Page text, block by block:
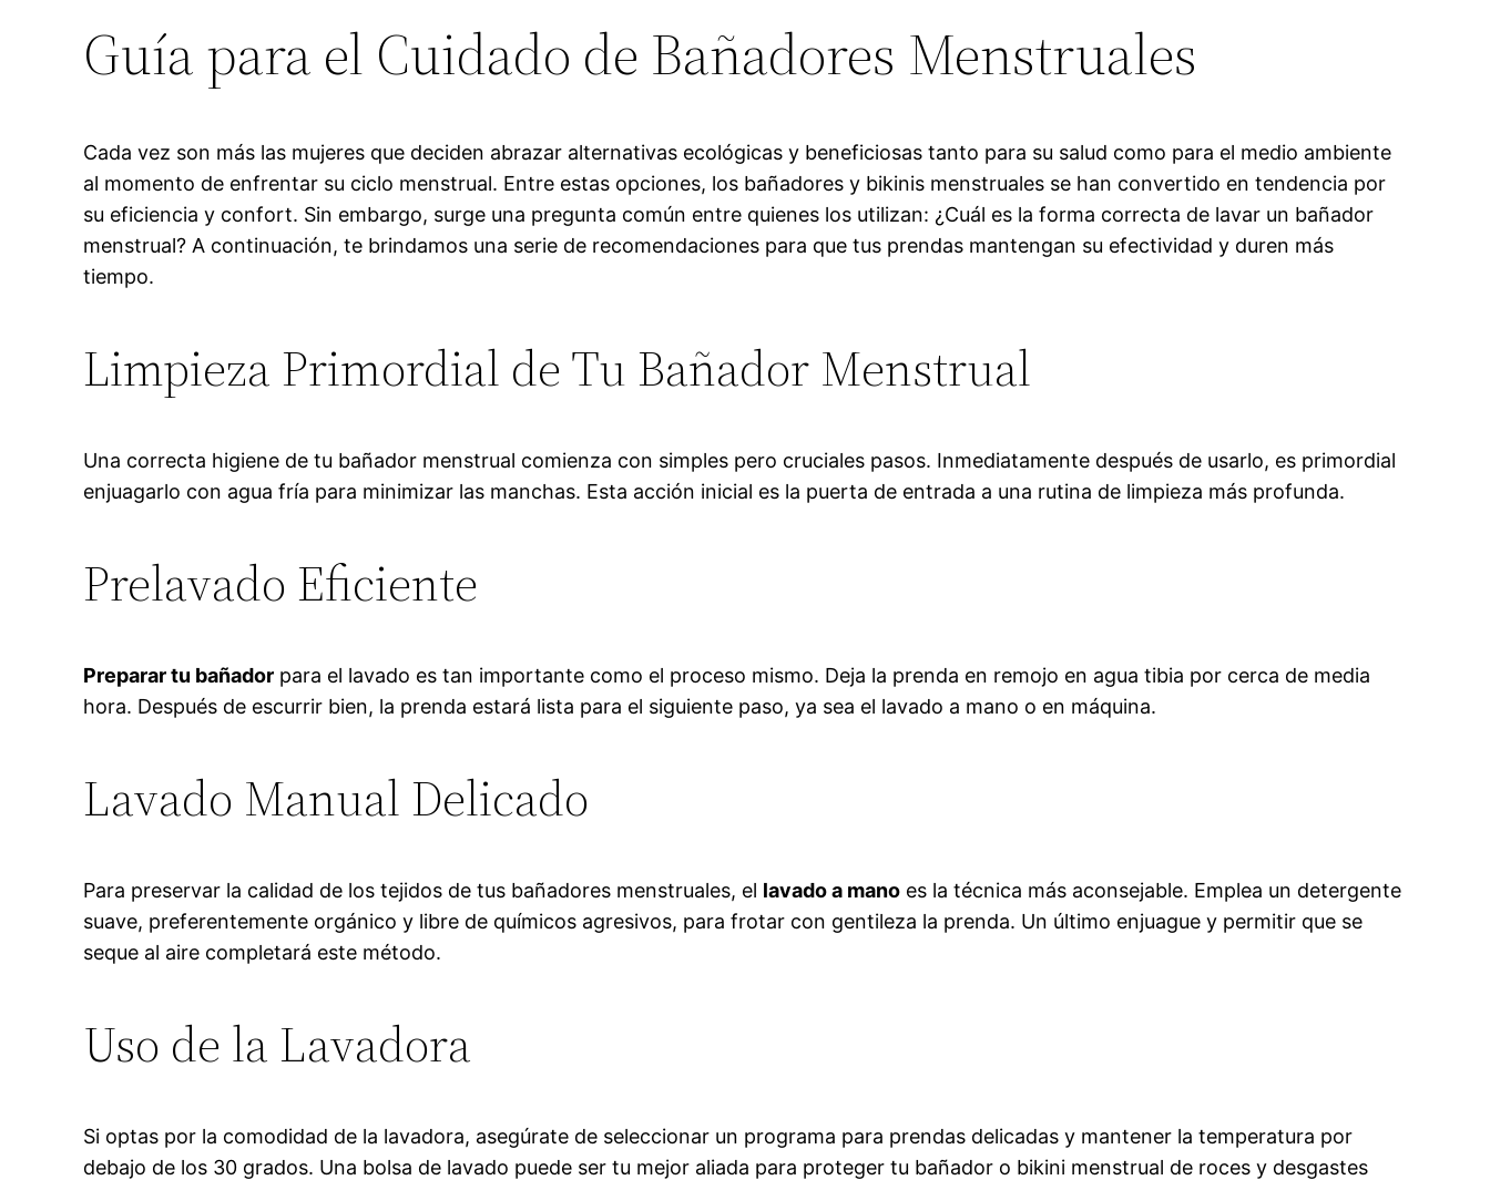
Guía para el Cuidado de Bañadores Menstruales
Cada vez son más las mujeres que deciden abrazar alternativas ecológicas y beneficiosas tanto para su salud como para el medio ambiente
al momento de enfrentar su ciclo menstrual. Entre estas opciones, los bañadores y bikinis menstruales se han convertido en tendencia por
su eficiencia y confort. Sin embargo, surge una pregunta común entre quienes los utilizan: ¿Cuál es la forma correcta de lavar un bañador
menstrual? A continuación, te brindamos una serie de recomendaciones para que tus prendas mantengan su efectividad y duren más
tiempo.
Limpieza Primordial de Tu Bañador Menstrual
Una correcta higiene de tu bañador menstrual comienza con simples pero cruciales pasos. Inmediatamente después de usarlo, es primordial
enjuagarlo con agua fría para minimizar las manchas. Esta acción inicial es la puerta de entrada a una rutina de limpieza más profunda.
Prelavado Eficiente
Preparar tu bañador para el lavado es tan importante como el proceso mismo. Deja la prenda en remojo en agua tibia por cerca de media
hora. Después de escurrir bien, la prenda estará lista para el siguiente paso, ya sea el lavado a mano o en máquina.
Lavado Manual Delicado
Para preservar la calidad de los tejidos de tus bañadores menstruales, el lavado a mano es la técnica más aconsejable. Emplea un detergente
suave, preferentemente orgánico y libre de químicos agresivos, para frotar con gentileza la prenda. Un último enjuague y permitir que se
seque al aire completará este método.
Uso de la Lavadora
Si optas por la comodidad de la lavadora, asegúrate de seleccionar un programa para prendas delicadas y mantener la temperatura por
debajo de los 30 grados. Una bolsa de lavado puede ser tu mejor aliada para proteger tu bañador o bikini menstrual de roces y desgastes